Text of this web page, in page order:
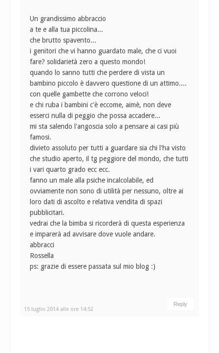
15 luglio 2014 alle ore 14:52
Un grandissimo abbraccio
a te e alla tua piccolina...
che brutto spavento...
i genitori che vi hanno guardato male, che ci vuoi
fare? solidarietà zero a questo mondo!
quando lo sanno tutti che perdere di vista un
bambino piccolo è davvero questione di un attimo....
con quelle gambette che corrono veloci!
e chi ruba i bambini c'è eccome, aimè, non deve
esserci nulla di peggio che possa accadere...
mi sta salendo l'angoscia solo a pensare ai casi più
famosi.
divieto assoluto per tutti a guardare sia chi l'ha visto
che studio aperto, il tg peggiore del mondo, che tutti
i vari quarto grado ecc ecc.
fanno un male alla psiche incalcolabile, ed
ovviamente non sono di utilità per nessuno, oltre ai
loro dati di ascolto e relativa vendita di spazi
pubblicitari.
vedrai che la bimba si ricorderà di questa esperienza
e imparerà ad avvisare dove vuole andare.
abbracci
Rossella
ps: grazie di essere passata sul mio blog :)
Reply